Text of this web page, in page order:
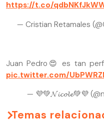
https://t.co/
— Cristian Retamales
Juan Pedro😍 es tan
pic.twitter.com/
— 💜💚𝓝𝓲𝓬𝓸𝓵𝓮💚💜
Temas